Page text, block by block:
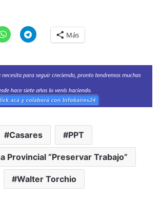
Más
Casares PPT
Provincial “Preservar Trabajo”
Walter Torchio